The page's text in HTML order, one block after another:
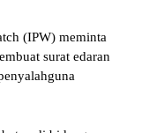
(IPW) meminta
surat edaran